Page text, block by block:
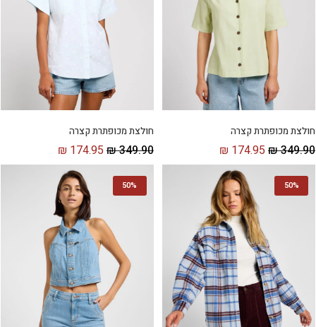
חולצת מכופתרת קצרה
₪349.90
₪ 174.95
חולצת מכופתרת קצרה
₪349.90
₪ 174.95
50%
50%